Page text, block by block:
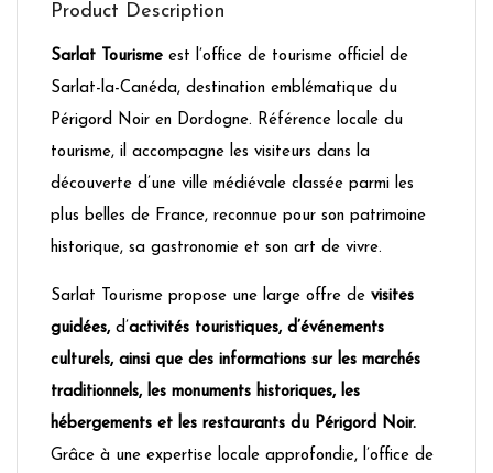
Product Description
Sarlat Tourisme est l’office de tourisme officiel de
Sarlat-la-Canéda, destination emblématique du
Périgord Noir en Dordogne. Référence locale du
tourisme, il accompagne les visiteurs dans la
découverte d’une ville médiévale classée parmi les
plus belles de France, reconnue pour son patrimoine
historique, sa gastronomie et son art de vivre.
Sarlat Tourisme propose une large offre de visites
guidées, d’ activités touristiques, d’événements
culturels, ainsi que des informations sur les marchés
traditionnels, les monuments historiques, les
hébergements et les restaurants du Périgord Noir.
Grâce à une expertise locale approfondie, l’office de